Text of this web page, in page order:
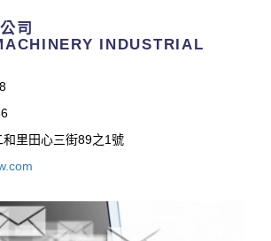
司
INDUSTRIAL
和里田心三街89之1號